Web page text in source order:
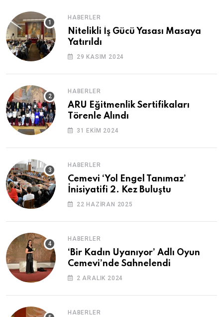
HABERLER
Nitelikli İş Gücü Yasası Masaya
Yatırıldı
29 KASIM 2024
HABERLER
ARU Eğitmenlik Sertifikaları
Törenle Alındı
31 EKIM 2024
HABERLER
Cemevi ‘Yol Engel Tanımaz’
İnisiyatifi 2. Kez Buluştu
22 HAZIRAN 2025
HABERLER
‘Bir Kadın Uyanıyor’ Adlı Oyun
Cemevi’nde Sahnelendi
2 ARALIK 2024
HABERLER